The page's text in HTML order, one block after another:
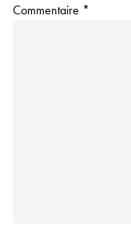
Commentaire *